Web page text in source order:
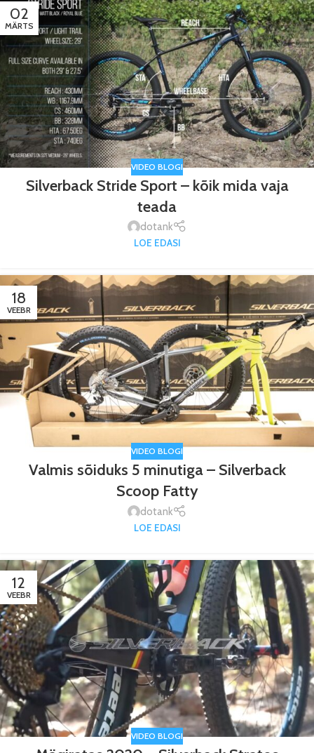
02
MÄRTS
VIDEO BLOGI
Silverback Stride Sport – kõik mida vaja
teada
dotank
LOE EDASI
18
VEEBR
VIDEO BLOGI
Valmis sõiduks 5 minutiga – Silverback
Scoop Fatty
dotank
LOE EDASI
12
VEEBR
VIDEO BLOGI